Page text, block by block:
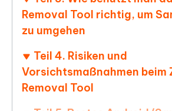
Removal Tool richtig, um
zu umgehen
Teil 4. Risiken und
Vorsichtsmaßnahmen beim
Removal Tool